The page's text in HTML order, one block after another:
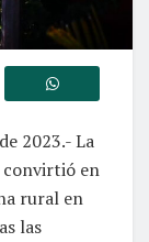
2023.- La
convirtió en
rural en
las